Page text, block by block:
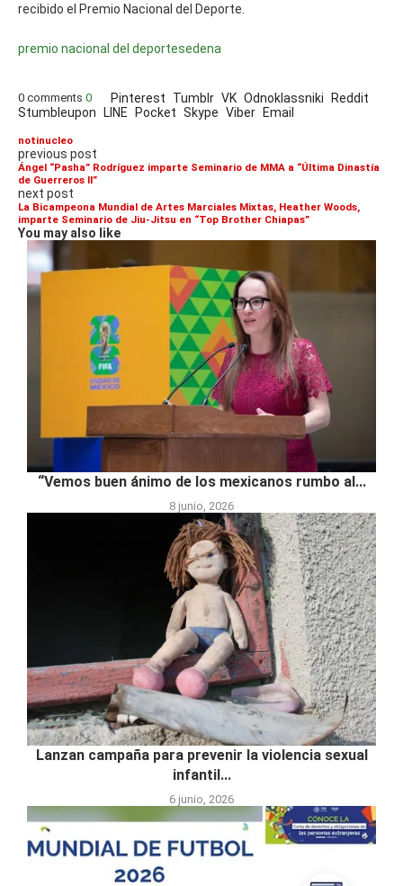
recibido el Premio Nacional del Deporte.
premio nacional del deportesedena
0 comments 0 Pinterest Tumblr VK Odnoklassniki Reddit
Stumbleupon LINE Pocket Skype Viber Email
notinucleo
previous post
Ángel “Pasha” Rodríguez imparte Seminario de MMA a “Última Dinastía
de Guerreros II”
next post
La Bicampeona Mundial de Artes Marciales Mixtas, Heather Woods,
imparte Seminario de Jiu-Jitsu en “Top Brother Chiapas”
You may also like
“Vemos buen ánimo de los mexicanos rumbo al...
8 junio, 2026
Lanzan campaña para prevenir la violencia sexual
infantil...
6 junio, 2026